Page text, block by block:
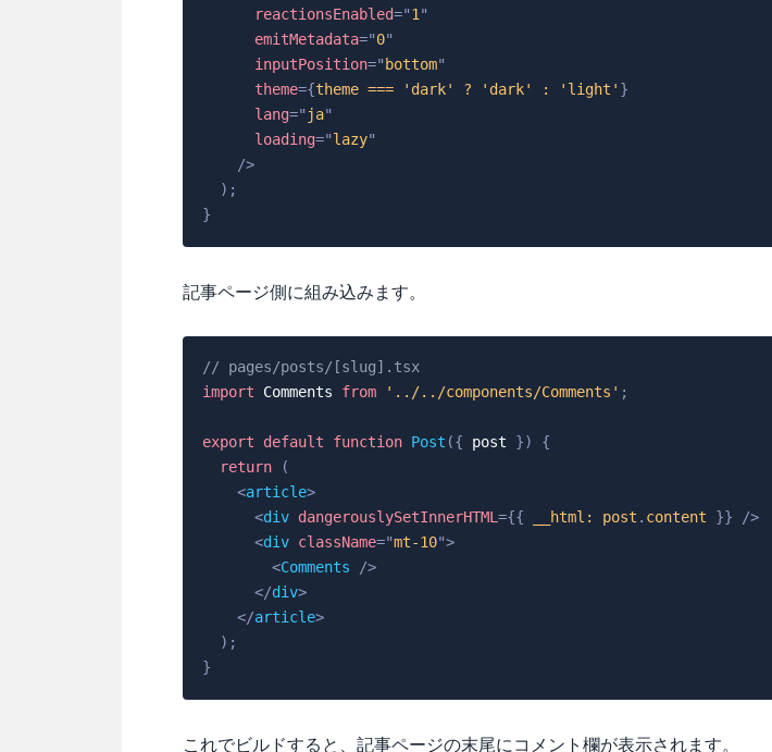
reactionsEnabled="1 "
emitMetadata="0"
inputPosition=" bottom"
theme={theme === 'dark' ? 'dark' : 'light' }
lang=" ja"
loading="lazy"
/>
) ;
}
記事ページ側に組み込みます。
// pages/posts/[slug].tsx
import
Comments from '../../components/Comments' ;
export default function Post ({ post })
{
return
(
<article>
<div dangerouslySetInnerHTML={{ __html : post . content }}
/>
<div className="mt-10">
<Comments
/>
</div>
</article>
) ;
}
これでビルドすると、記事ページの末尾にコメント欄が表示されます。